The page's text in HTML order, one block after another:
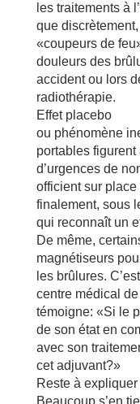
les traitements à
que
«coupeurs de
douleurs des
accident ou lors
radiothérapie.
Effet placebo
ou phénomène
portables
d’urgences de
officient sur
finalement, sous
qui reconnaît un
De même,
magnétiseurs
les brûlures.
centre médical
témoigne: «Si le
de son état en
avec son
cet adjuvant?»
Reste à
Beaucoup s’en